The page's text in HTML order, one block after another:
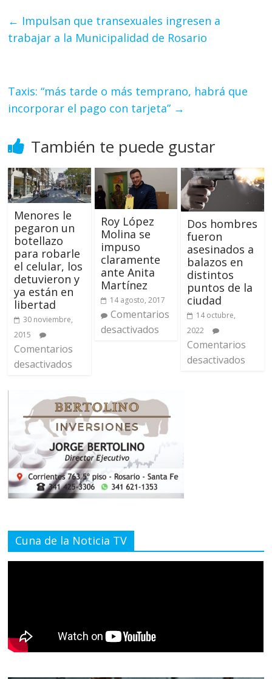
← Impulsan que transexuales ingresen a
trabajar a la Municipalidad de Rosario
Taxis: “más tarde o más temprano, habrá que
incorporar el pago con tarjeta” →
También te puede gustar
Menores le
pegaron un
botellazo
para robarle
el celular, los
detuvieron y
ya están en
libertad
30 noviembre,
2015
Comentarios
desactivados
Roy López
Molina se
impuso
claramente
ante Anita
Martínez
14 agosto, 2017
Comentarios
desactivados
Dos hombres
fueron
asesinados a
balazos en
distintos
puntos de la
ciudad
14 octubre,
2022
Comentarios
desactivados
Cuna de la Noticia TV